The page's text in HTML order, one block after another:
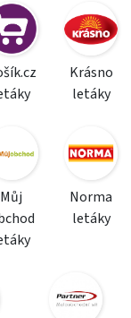
Krásno
letáky
Můj
Norma
letáky